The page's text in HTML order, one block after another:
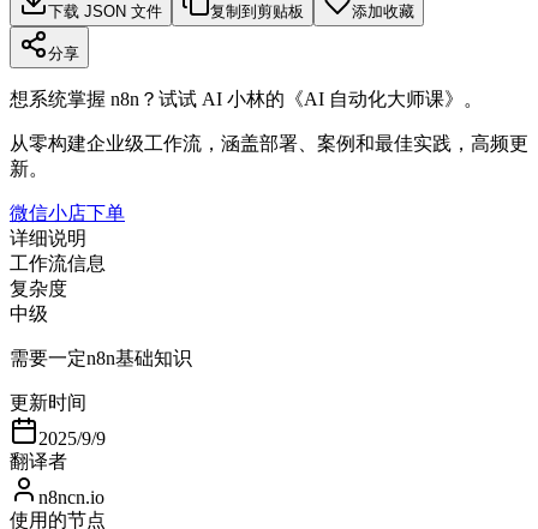
下载 JSON 文件 复制到剪贴板 添加收藏
分享
想系统掌握 n8n？试试 AI 小林的《AI 自动化大师课》。
从零构建企业级工作流，涵盖部署、案例和最佳实践，高频更
新。
微信小店下单
详细说明
工作流信息
复杂度
中级
需要一定n8n基础知识
更新时间
2025/9/9
翻译者
n8ncn.io
使用的节点